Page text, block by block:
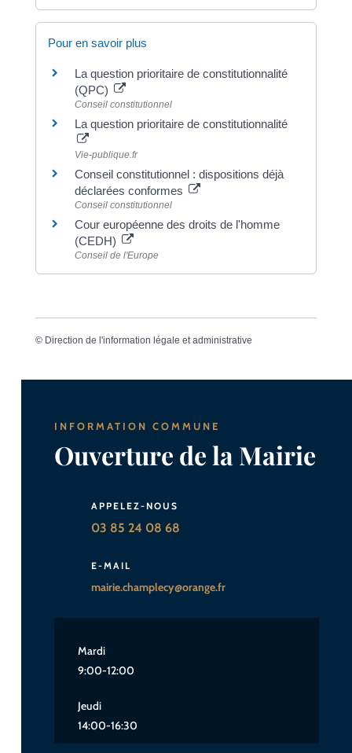
Pour en savoir plus
La question prioritaire de constitutionnalité
(QPC)
Conseil constitutionnel
La question prioritaire de constitutionnalité
Vie-publique.fr
Conseil constitutionnel : dispositions déjà
déclarées conformes
Conseil constitutionnel
Cour européenne des droits de l'homme
(CEDH)
Conseil de l'Europe
© Direction de l'information légale et administrative
INFORMATION COMMUNE
Ouverture de la Mairie
APPELEZ-NOUS
03 85 24 08 68
E-MAIL
mairie.champlecy@orange.fr
Mardi
9:00-12:00
Jeudi
14:00-16:30